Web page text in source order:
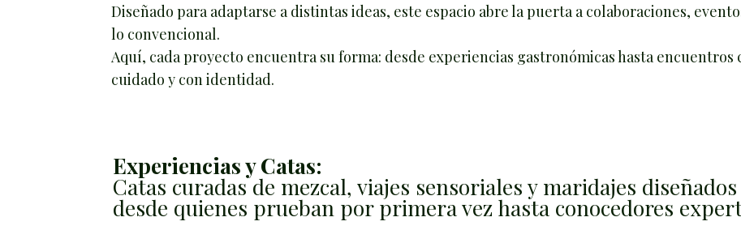
Diseñado para adaptarse a distintas ideas, este espacio abre la puerta a colaboraciones,
lo convencional.
Aquí, cada proyecto encuentra su forma: desde experiencias gastronómicas hasta
cuidado y con identidad.
Experiencias y Catas:
Catas curadas de mezcal, viajes sensoriales y maridajes
desde quienes prueban por primera vez hasta conocedores